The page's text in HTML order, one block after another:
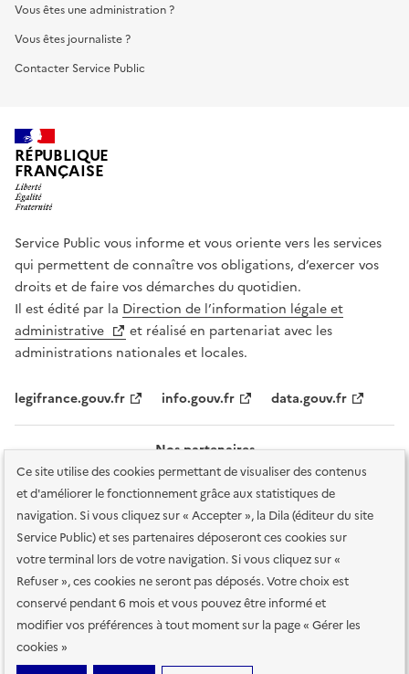
Ce site utilise des cookies permettant de visualiser des contenus
et d'améliorer le fonctionnement grâce aux statistiques de
navigation. Si vous cliquez sur « Accepter », la Dila (éditeur du site
Service Public) et ses partenaires déposeront ces cookies sur
votre terminal lors de votre navigation. Si vous cliquez sur «
Refuser », ces cookies ne seront pas déposés. Votre choix est
conservé pendant 6 mois et vous pouvez être informé et
modifier vos préférences à tout moment sur la page « Gérer les
cookies »
Vous êtes une administration ?
Vous êtes journaliste ?
Contacter Service Public
RÉPUBLIQUE
FRANÇAISE
Service Public vous informe et vous oriente vers les services
qui permettent de connaître vos obligations, d’exercer vos
droits et de faire vos démarches du quotidien.
Il est édité par la Direction de l’information légale et
administrative
et réalisé en partenariat avec les
administrations nationales et locales.
legifrance.gouv.fr info.gouv.fr data.gouv.fr
Nos partenaires
Plan du site Accessibilité : totalement conforme
Accessibilité des
services en ligne Mentions légales Données personnelles et sécurité
Conditions générales d'utilisation Gestion des cookies